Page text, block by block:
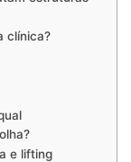
clínica?
e lifting